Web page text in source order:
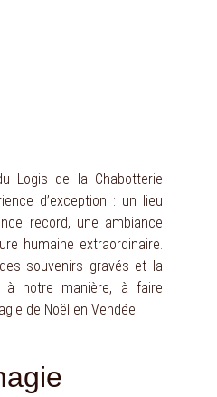
Logis de la Chabotterie
d’exception : un lieu
record, une ambiance
humaine extraordinaire.
souvenirs gravés et la
à notre manière, à faire
de Noël en Vendée.